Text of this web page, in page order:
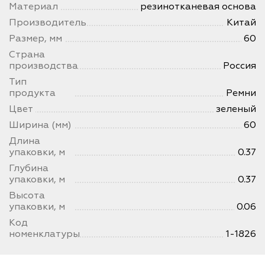
Материал
резинотканевая основа
Производитель
Китай
Размер, мм
60
Страна
производства
Россия
Тип
продукта
Ремни
Цвет
зеленый
Ширина (мм)
60
Длина
упаковки, м
0.37
Глубина
упаковки, м
0.37
Высота
упаковки, м
0.06
Код
номенклатуры
1-1826